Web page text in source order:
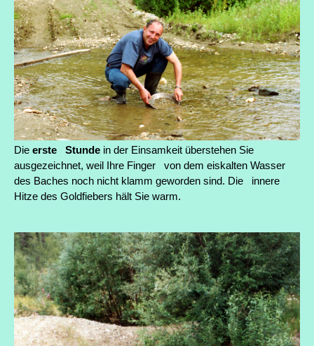
Die erste Stunde in der Einsamkeit überstehen Sie
ausgezeichnet, weil Ihre Finger von dem eiskalten Wasser
des Baches noch nicht klamm geworden sind. Die innere
Hitze des Goldfiebers hält Sie warm.